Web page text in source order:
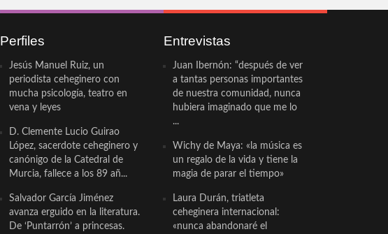
Perfiles
Jesús Manuel Ruiz, un
periodista ceheginero con
mucha psicología, teatro en
vena y leyes
D. Clemente Lucio Guirao
López, sacerdote ceheginero y
canónigo de la Catedral de
Murcia, fallece a los 89 añ...
Salvador García Jiménez
avanza erguido en la literatura.
De ‘Puntarrón’ a princesas.
Entrevistas
Juan Ibernón: “después de ver
a tantas personas importantes
de nuestra comunidad, nunca
hubiera imaginado que me lo
...
Wichy de Maya: «la música es
un regalo de la vida y tiene la
magia de parar el tiempo»
Laura Durán, triatleta
ceheginera internacional:
«nunca abandonaré el